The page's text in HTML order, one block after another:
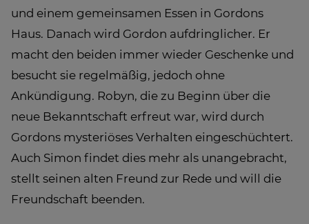
und einem gemeinsamen Essen in Gordons
Haus. Danach wird Gordon aufdringlicher. Er
macht den beiden immer wieder Geschenke und
besucht sie regelmäßig, jedoch ohne
Ankündigung. Robyn, die zu Beginn über die
neue Bekanntschaft erfreut war, wird durch
Gordons mysteriöses Verhalten eingeschüchtert.
Auch Simon findet dies mehr als unangebracht,
stellt seinen alten Freund zur Rede und will die
Freundschaft beenden.